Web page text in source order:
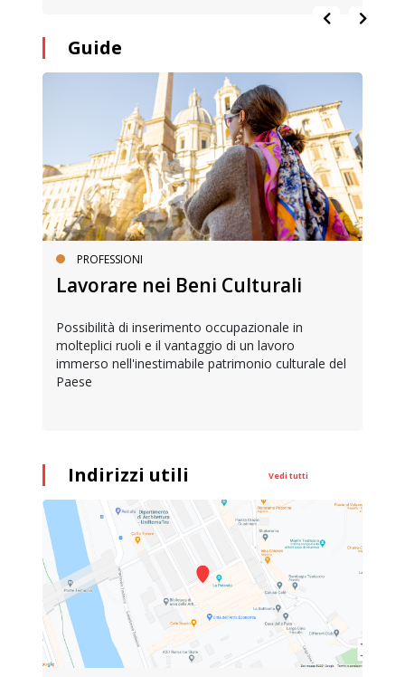
Guide
PROFESSIONI
Lavorare nei Beni Culturali
Possibilità di inserimento occupazionale in
molteplici ruoli e il vantaggio di un lavoro
immerso nell'inestimabile patrimonio culturale del
Paese
Indirizzi utili Vedi tutti